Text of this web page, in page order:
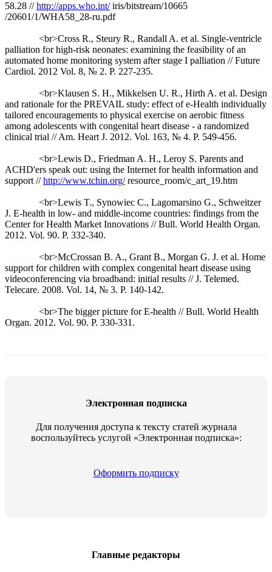
58.28 //http://apps.who.int/iris/bitstream/10665
/20601/1/WHA58_28-ru.pdf
<br>Cross R., Steury R., Randall A. et al. Single-ventricle
palliation for high-risk neonates: examining the feasibility of an
automated home monitoring system after stage I palliation // Future
Cardiol. 2012 Vol. 8, № 2. P. 227-235.
<br>Klausen S. H., Mikkelsen U. R., Hirth A. et al. Design
and rationale for the PREVAIL study: effect of e-Health individually
tailored encouragements to physical exercise on aerobic fitness
among adolescents with congenital heart disease - a randomized
clinical trial // Am. Heart J. 2012. Vol. 163, № 4. P. 549-456.
<br>Lewis D., Friedman A. H., Leroy S. Parents and
ACHD'ers speak out: using the Internet for health information and
support //http://www.tchin.org/resource_room/c_art_19.htm
<br>Lewis T., Synowiec C., Lagomarsino G., Schweitzer
J. E-health in low- and middle-income countries: findings from the
Center for Health Market Innovations // Bull. World Health Organ.
2012. Vol. 90. P. 332-340.
<br>McCrossan B. A., Grant B., Morgan G. J. et al. Home
support for children with complex congenital heart disease using
videoconferencing via broadband: initial results // J. Telemed.
Telecare. 2008. Vol. 14, № 3. P. 140-142.
<br>The bigger picture for E-health // Bull. World Health
Organ. 2012. Vol. 90. P. 330-331.
Электронная подписка
Для получения доступа к тексту статей журнала
воспользуйтесь услугой «Электронная подписка»:
Оформить подписку
Главные редакторы